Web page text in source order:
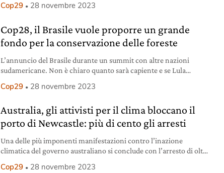
Cop29 28 novembre 2023
Cop28, il Brasile vuole proporre un grande
fondo per la conservazione delle foreste
L’annuncio del Brasile durante un summit con altre nazioni
sudamericane. Non è chiaro quanto sarà capiente e se Lula
Cop29 28 novembre 2023
Australia, gli attivisti per il clima bloccano il
porto di Newcastle: più di cento gli arresti
Una delle più imponenti manifestazioni contro l’inazione
climatica del governo australiano si conclude con l’arresto di oltre
Cop29 28 novembre 2023